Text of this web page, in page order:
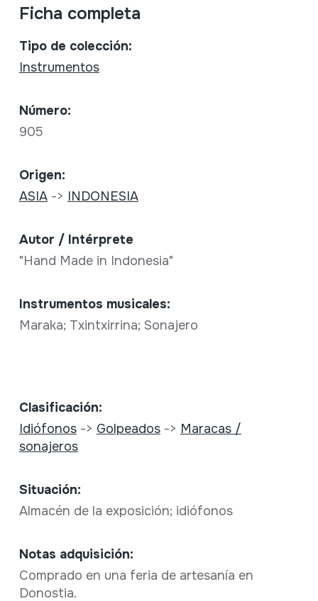
Ficha completa
Tipo de colección:
Instrumentos
Número:
905
Origen:
ASIA-> INDONESIA
Autor / Intérprete
"Hand Made in Indonesia"
Instrumentos musicales:
Maraka; Txintxirrina; Sonajero
Clasificación:
Idiófonos-> Golpeados-> Maracas /
sonajeros
Situación:
Almacén de la exposición; idiófonos
Notas adquisición:
Comprado en una feria de artesanía en
Donostia.